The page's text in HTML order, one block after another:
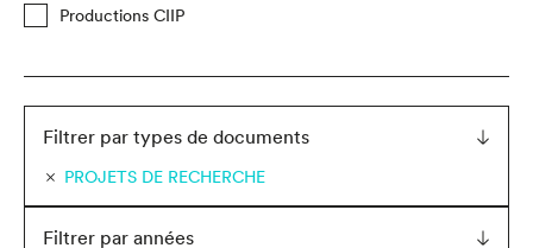
Filtrer par types de documents
PROJETS DE RECHERCHE
Filtrer par années
Productions CIIP